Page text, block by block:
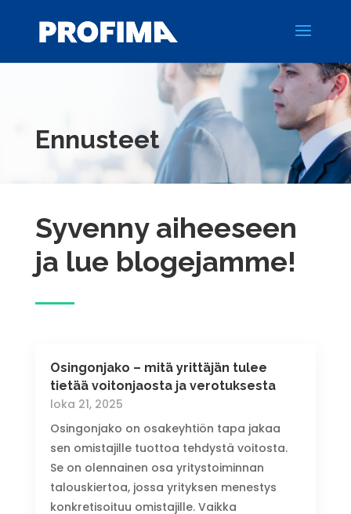
Ennusteet
Syvenny aiheeseen
ja lue blogejamme!
Osingonjako – mitä yrittäjän tulee
tietää voitonjaosta ja verotuksesta
loka 21, 2025
Osingonjako on osakeyhtiön tapa jakaa
sen omistajille tuottoa tehdystä voitosta.
Se on olennainen osa yritystoiminnan
talouskiertoa, jossa yrityksen menestys
konkretisoituu omistajille. Vaikka